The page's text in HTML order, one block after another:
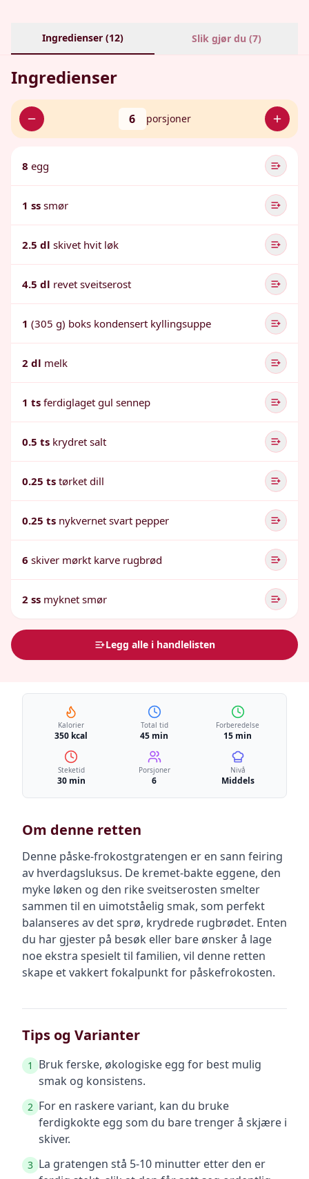
Ingredienser (12) Slik gjør du (7)
Ingredienser
6 porsjoner
8 egg
1 ss smør
2.5 dl skivet hvit løk
4.5 dl revet sveitserost
1 (305 g) boks kondensert kyllingsuppe
2 dl melk
1 ts ferdiglaget gul sennep
0.5 ts krydret salt
0.25 ts tørket dill
0.25 ts nykvernet svart pepper
6 skiver mørkt karve rugbrød
2 ss myknet smør
Legg alle i handlelisten
Kalorier
350 kcal
Total tid
45 min
Forberedelse
15 min
Steketid
30 min
Porsjoner
6
Nivå
Middels
Om denne retten
Denne påske-frokostgratengen er en sann feiring
av hverdagsluksus. De kremet-bakte eggene, den
myke løken og den rike sveitserosten smelter
sammen til en uimotståelig smak, som perfekt
balanseres av det sprø, krydrede rugbrødet. Enten
du har gjester på besøk eller bare ønsker å lage
noe ekstra spesielt til familien, vil denne retten
skape et vakkert fokalpunkt for påskefrokosten.
Tips og Varianter
1
Bruk ferske, økologiske egg for best mulig
smak og konsistens.
2 For en raskere variant, kan du bruke
ferdigkokte egg som du bare trenger å skjære i
skiver.
3 La gratengen stå 5-10 minutter etter den er